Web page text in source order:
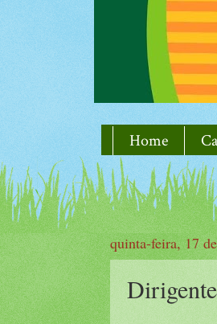
Home
quinta-feira, 17